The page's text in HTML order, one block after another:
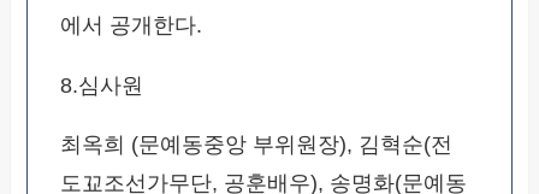
에서 공개한다.
8.심사원
최옥희 (문예동중앙 부위원장), 김혁순(전
도꾜조선가무단, 공훈배우), 송명화(문예동